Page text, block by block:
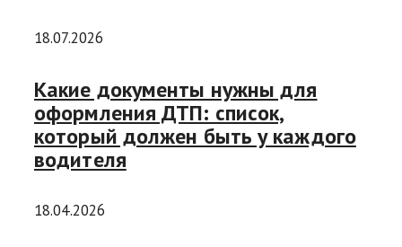
18.07.2026
Какие документы нужны для
оформления ДТП: список,
который должен быть у каждого
водителя
18.04.2026